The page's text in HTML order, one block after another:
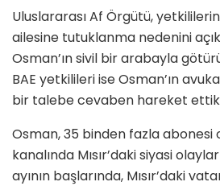
Uluslararası Af Örgütü,
ailesine tutuklanma nedenini
Osman’ın sivil bir arabayla
BAE yetkilileri ise Osman’ın
bir talebe cevaben hareket
Osman, 35 binden fazla abonesi
kanalında Mısır’daki siyasi
ayının başlarında, Mısır’daki